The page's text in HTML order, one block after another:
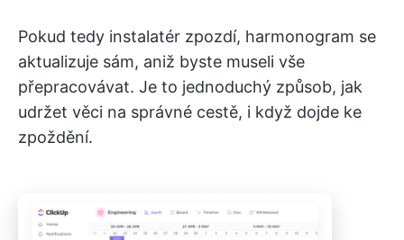
Pokud tedy instalatér zpozdí, harmonogram se
aktualizuje sám, aniž byste museli vše
přepracovávat. Je to jednoduchý způsob, jak
udržet věci na správné cestě, i když dojde ke
zpoždění.